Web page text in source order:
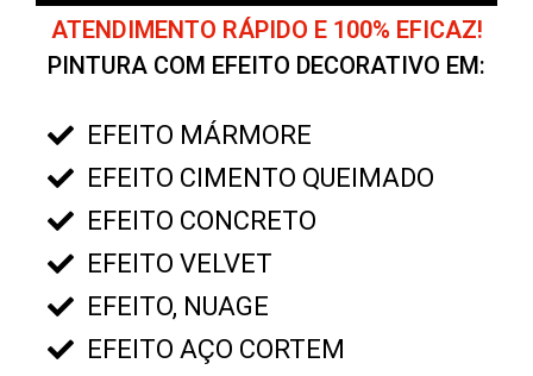
ATENDIMENTO RÁPIDO E 100% EFICAZ!
PINTURA COM EFEITO DECORATIVO EM:
EFEITO MÁRMORE
EFEITO CIMENTO QUEIMADO
EFEITO CONCRETO
EFEITO VELVET
EFEITO, NUAGE
EFEITO AÇO CORTEM